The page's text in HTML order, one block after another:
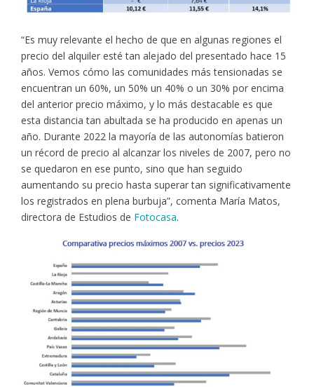
“Es muy relevante el hecho de que en algunas regiones el
precio del alquiler esté tan alejado del presentado hace 15
años. Vemos cómo las comunidades más tensionadas se
encuentran un 60%, un 50% un 40% o un 30% por encima
del anterior precio máximo, y lo más destacable es que
esta distancia tan abultada se ha producido en apenas un
año. Durante 2022 la mayoría de las autonomías batieron
un récord de precio al alcanzar los niveles de 2007, pero no
se quedaron en ese punto, sino que han seguido
aumentando su precio hasta superar tan significativamente
los registrados en plena burbuja”, comenta María Matos,
directora de Estudios de Fotocasa.